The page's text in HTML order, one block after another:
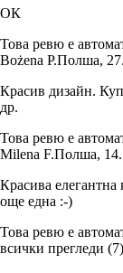
ОК
Това ревю е
Bożena P.Полша,
Красив дизайн.
др.
Това ревю е
Milena F.Полша,
Красива
още една :-)
Това ревю е
всички прегледи (7)